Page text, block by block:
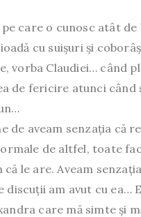
care o cunosc atât
cu suișuri și
vorba Claudiei… când
de fericire atunci când
aveam senzația că
de altfel, toate
le are. Aveam
am avut cu ea…
care mă simte și